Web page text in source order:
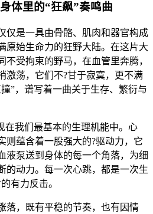
体里的“狂飙”奏鸣曲
仅是一具由骨骼、肌肉和器官构成
原始生命力的狂野大陆。在这片大
不受拘束的野马，在血管里奔腾，
激荡，它们不?甘于寂寞，更不满
”，谱写着一曲关于生存、繁衍与
在我们最基本的生理机能中。心
则蕴含着一股强大的?驱动力，它
液泵送到身体的每一个角落，为细
的动力。每一次心跳，都是一次生
有力反击。
落，既有平稳的节奏，也有因情